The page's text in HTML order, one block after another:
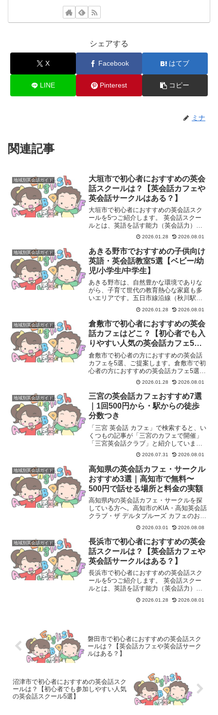
シェアする
X Facebook はてブ
LINE Pinterest コピー
ミナ
関連記事
地域別英会話ガイド
大垣市で初心者におすすめの英会
話スクールは？【英会話カフェや
英会話サークルはある？】
大垣市で初心者におすすめの英会話スク
ールを5つご紹介します。 英会話スクー
ルとは、英語を話す能力（英会話力）を
習得することを目的とした学習塾や教育
機関のことです。主に、英語でのコミュ
ニケーション能力を高めたいと考える
人々（学生、社会人、シニ...
2026.01.28 2026.08.01
地域別英会話ガイド
あきる野市でおすすめの子供向け
英語・英会話教室5選【ベビー/幼
児/小学生/中学生】
あきる野市は、自然豊かな環境でありな
がら、子育て世代の教育熱心な家庭も多
いエリアです。五日市線沿線（秋川駅・
武蔵引田駅など）を中心に、大手スクー
ルから地域密着型の教室まで、選択肢が
意外と豊富なのが特徴です。 「習い事
は、やっぱり近くて安心で...
2026.01.28 2026.08.01
地域別英会話ガイド
倉敷市で初心者におすすめの英会
話カフェはどこ？【初心者でも入
りやすい人気の英会話カフェ5
選】
倉敷市で初心者の方におすすめの英会話
カフェを5選、ご提案します。倉敷市で初
心者の方におすすめの英会話カフェ5選1.
英会話カフェ リンク（Link）2. ECC外語
学院 倉敷駅前校（英会話カフェ形式のイ
ベントがある場合）3. AEON（イー...
2026.01.28 2026.08.01
地域別英会話ガイド
三宮の英会話カフェおすすめ7選
｜1回500円から・駅からの徒歩
分数つき
「三宮 英会話 カフェ」で検索すると、い
くつもの記事が「三宮のカフェで開催」
「三宮英会話クラブ」と紹介していま
す。ところが公式の会場情報をひとつず
つ当たっていくと、名前に「三宮」と付
いている会ほど三宮駅から遠く、逆に
「神戸」「元町」と名乗る...
2026.07.31 2026.08.01
地域別英会話ガイド
高知県の英会話カフェ・サークル
おすすめ3選｜高知市で無料〜
500円で話せる場所と料金の実額
高知県内の英会話カフェ・サークルを探
している方へ。高知市のKIA・高知英会話
クラブ・ザ デルタブルーズ カフェのおす
すめ3選を参加方法・料金・初心者向けか
どうかを含めて解説。
2026.03.01 2026.08.08
地域別英会話ガイド
長浜市で初心者におすすめの英会
話スクールは？【英会話カフェや
英会話サークルはある？】
長浜市で初心者におすすめの英会話スク
ールを5つご紹介します。 英会話スクー
ルとは、英語を話す能力（英会話力）を
習得することを目的とした学習塾や教育
機関のことです。主に、英語でのコミュ
2026.01.28 2026.08.01
磐田市で初心者におすすめの英会話スク
ールは？【英会話カフェや英会話サーク
ルはある？】
沼津市で初心者におすすめの英会話スク
ールは？【初心者でも参加しやすい人気
の英会話スクール5選】